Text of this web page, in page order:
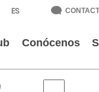
Conócenos